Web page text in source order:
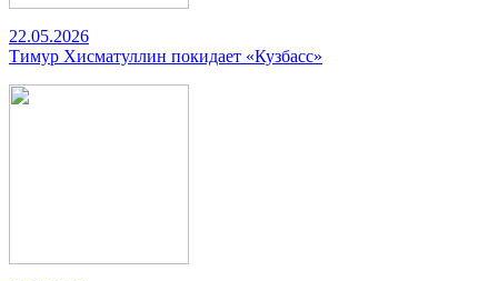
22.05.2026
Тимур Хисматуллин покидает «Кузбасс»